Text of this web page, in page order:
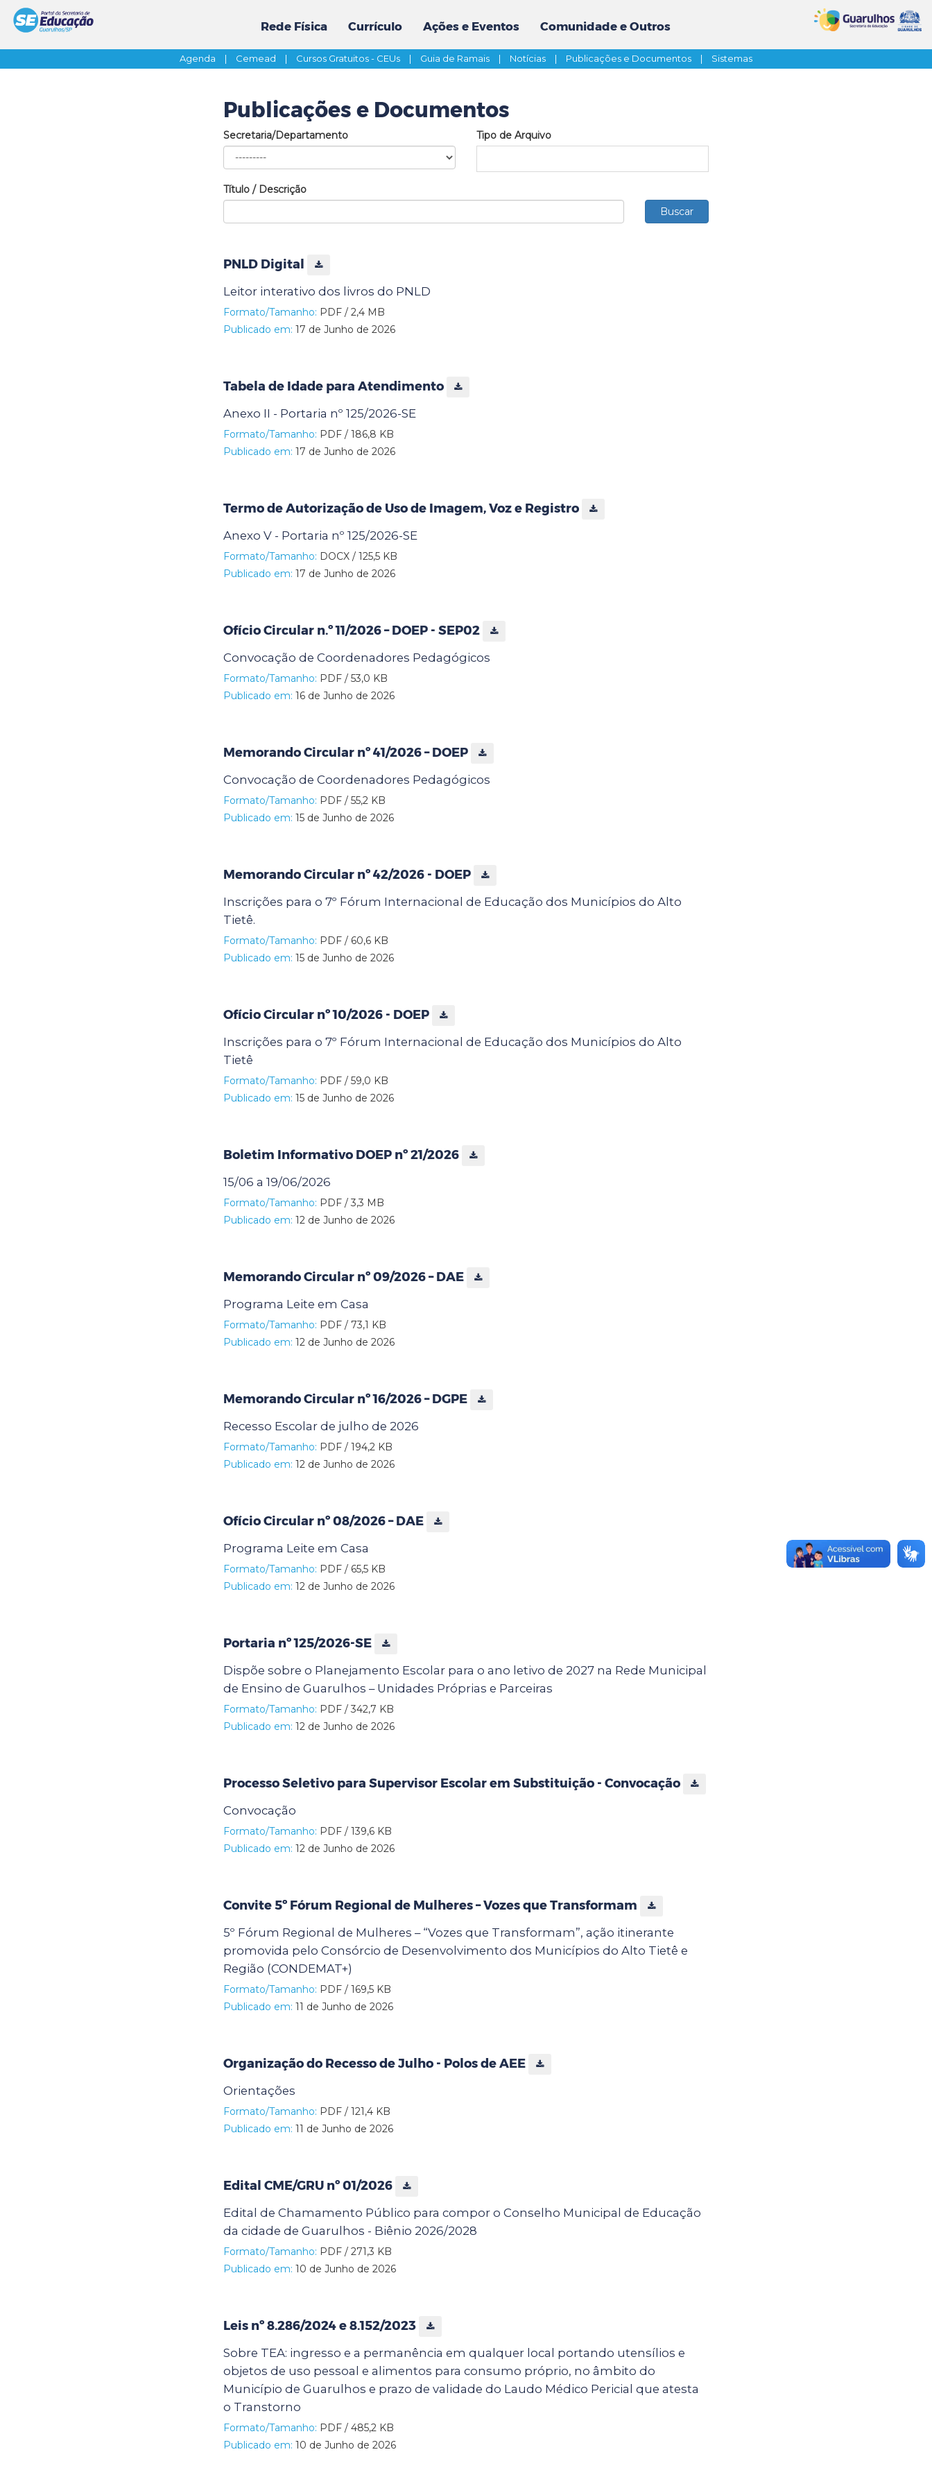
Rede Física Currículo Ações e Eventos Comunidade e Outros
Agenda | Cemead | Cursos Gratuitos - CEUs | Guia de Ramais | Notícias | Publicações e Documentos | Sistemas
Publicações e Documentos
Secretaria/Departamento Tipo de Arquivo
Título / Descrição
PNLD Digital
Leitor interativo dos livros do PNLD
Formato/Tamanho: PDF / 2,4 MB
Publicado em: 17 de Junho de 2026
Tabela de Idade para Atendimento
Anexo II - Portaria nº 125/2026-SE
Formato/Tamanho: PDF / 186,8 KB
Publicado em: 17 de Junho de 2026
Termo de Autorização de Uso de Imagem, Voz e Registro
Anexo V - Portaria nº 125/2026-SE
Formato/Tamanho: DOCX / 125,5 KB
Publicado em: 17 de Junho de 2026
Ofício Circular n.º 11/2026 – DOEP - SEP02
Convocação de Coordenadores Pedagógicos
Formato/Tamanho: PDF / 53,0 KB
Publicado em: 16 de Junho de 2026
Memorando Circular nº 41/2026 – DOEP
Convocação de Coordenadores Pedagógicos
Formato/Tamanho: PDF / 55,2 KB
Publicado em: 15 de Junho de 2026
Memorando Circular nº 42/2026 - DOEP
Inscrições para o 7º Fórum Internacional de Educação dos Municípios do Alto
Tietê.
Formato/Tamanho: PDF / 60,6 KB
Publicado em: 15 de Junho de 2026
Ofício Circular nº 10/2026 - DOEP
Inscrições para o 7º Fórum Internacional de Educação dos Municípios do Alto
Tietê
Formato/Tamanho: PDF / 59,0 KB
Publicado em: 15 de Junho de 2026
Boletim Informativo DOEP nº 21/2026
15/06 a 19/06/2026
Formato/Tamanho: PDF / 3,3 MB
Publicado em: 12 de Junho de 2026
Memorando Circular nº 09/2026 – DAE
Programa Leite em Casa
Formato/Tamanho: PDF / 73,1 KB
Publicado em: 12 de Junho de 2026
Memorando Circular nº 16/2026 – DGPE
Recesso Escolar de julho de 2026
Formato/Tamanho: PDF / 194,2 KB
Publicado em: 12 de Junho de 2026
Ofício Circular nº 08/2026 – DAE
Programa Leite em Casa
Formato/Tamanho: PDF / 65,5 KB
Publicado em: 12 de Junho de 2026
Portaria nº 125/2026-SE
Dispõe sobre o Planejamento Escolar para o ano letivo de 2027 na Rede Municipal
de Ensino de Guarulhos – Unidades Próprias e Parceiras
Formato/Tamanho: PDF / 342,7 KB
Publicado em: 12 de Junho de 2026
Processo Seletivo para Supervisor Escolar em Substituição - Convocação
Convocação
Formato/Tamanho: PDF / 139,6 KB
Publicado em: 12 de Junho de 2026
Convite 5º Fórum Regional de Mulheres – Vozes que Transformam
5º Fórum Regional de Mulheres – “Vozes que Transformam”, ação itinerante
promovida pelo Consórcio de Desenvolvimento dos Municípios do Alto Tietê e
Região (CONDEMAT+)
Formato/Tamanho: PDF / 169,5 KB
Publicado em: 11 de Junho de 2026
Organização do Recesso de Julho - Polos de AEE
Orientações
Formato/Tamanho: PDF / 121,4 KB
Publicado em: 11 de Junho de 2026
Edital CME/GRU nº 01/2026
Edital de Chamamento Público para compor o Conselho Municipal de Educação
da cidade de Guarulhos - Biênio 2026/2028
Formato/Tamanho: PDF / 271,3 KB
Publicado em: 10 de Junho de 2026
Leis nº 8.286/2024 e 8.152/2023
Sobre TEA: ingresso e a permanência em qualquer local portando utensílios e
objetos de uso pessoal e alimentos para consumo próprio, no âmbito do
Município de Guarulhos e prazo de validade do Laudo Médico Pericial que atesta
o Transtorno
Formato/Tamanho: PDF / 485,2 KB
Publicado em: 10 de Junho de 2026